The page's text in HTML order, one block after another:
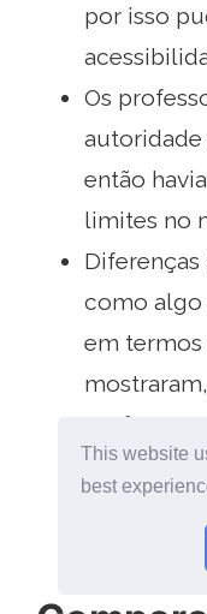
This website
best
por isso
Os
autoridade
então
limites no
como algo
em termos
ao dar sua